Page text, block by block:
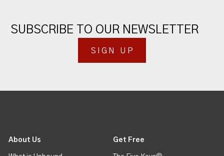
SUBSCRIBE TO OUR NEWSLETTER
SIGN UP
About Us Get Free